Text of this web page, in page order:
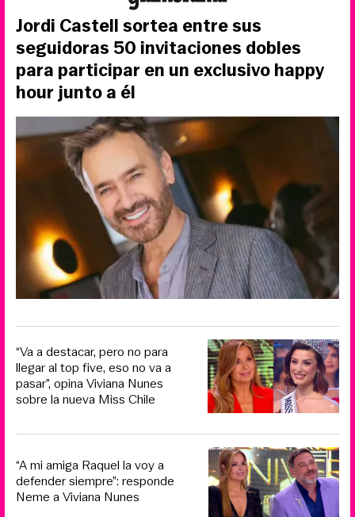
Jordi Castell sortea entre sus
seguidoras 50 invitaciones dobles
para participar en un exclusivo happy
hour junto a él
“Va a destacar, pero no para
llegar al top five, eso no va a
pasar”, opina Viviana Nunes
sobre la nueva Miss Chile
“A mi amiga Raquel la voy a
defender siempre”: responde
Neme a Viviana Nunes